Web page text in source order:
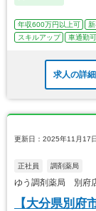
年収600万円以上可
スキルアップ
車通勤可
求人の詳
更新日：2025年11月17日
正社員 調剤薬局
ゆう調剤薬局 別府
【大分県別府